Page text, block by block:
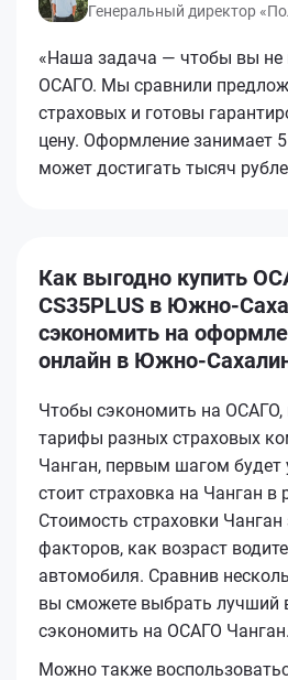
Генеральный директор
«Наша задача — чтобы вы не
ОСАГО. Мы сравнили
страховых и готовы
цену. Оформление занимает
может достигать тысяч
Как выгодно купить
CS35PLUS в Южно-
сэкономить на
онлайн в Южно-
Чтобы сэкономить на ОСАГО,
тарифы разных страховых
Чанган, первым шагом будет
стоит страховка на Чанган в
Стоимость страховки Чанган
факторов, как возраст
автомобиля. Сравнив
вы сможете выбрать лучший
сэкономить на ОСАГО Чанган.
Можно также